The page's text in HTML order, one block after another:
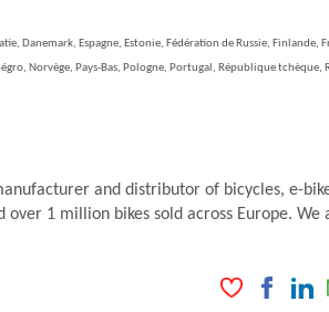
Danemark, Espagne, Estonie, Fédération de Russie, Finlande,
Norvège, Pays-Bas, Pologne, Portugal, République tchèque,
and distributor of bicycles, e-
1 million bikes sold across Europe. We